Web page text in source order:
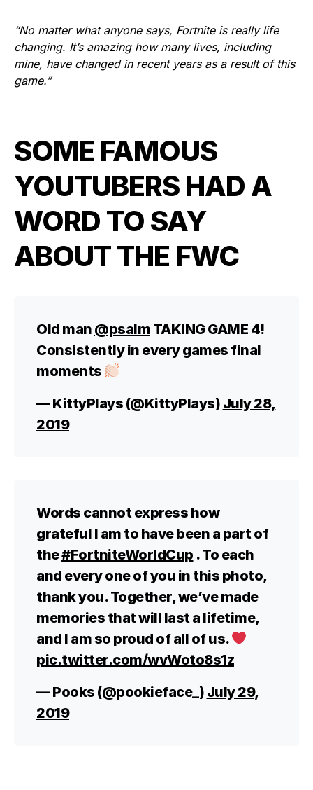
“No matter what anyone says, Fortnite is really life
changing. It’s amazing how many lives, including
mine, have changed in recent years as a result of this
game.”
SOME FAMOUS
YOUTUBERS HAD A
WORD TO SAY
ABOUT THE FWC
Old man @psalm TAKING GAME 4!
Consistently in every games final
moments
— KittyPlays (@KittyPlays) July 28,
2019
Words cannot express how
grateful I am to have been a part of
the#FortniteWorldCup . To each
and every one of you in this photo,
thank you. Together, we’ve made
memories that will last a lifetime,
and I am so proud of all of us.
pic.twitter.com/wvWoto8s1z
— Pooks (@pookieface_) July 29,
2019